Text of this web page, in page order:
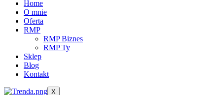
Home
O mnie
Oferta
RMP
RMP Biznes
RMP Ty
Sklep
Blog
Kontakt
X